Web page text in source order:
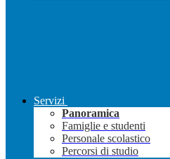
Servizi
Panoramica
Famiglie e studenti
Personale scolastico
Percorsi di studio